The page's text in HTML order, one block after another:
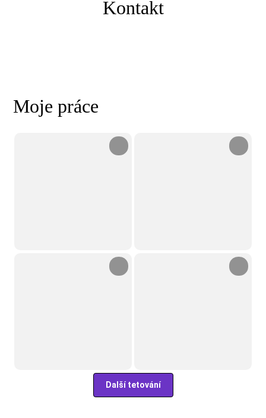
Kontakt
Moje práce
Další tetování